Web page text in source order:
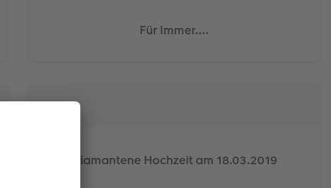
Für Immer....
Diamantene Hochzeit am 18.03.2019